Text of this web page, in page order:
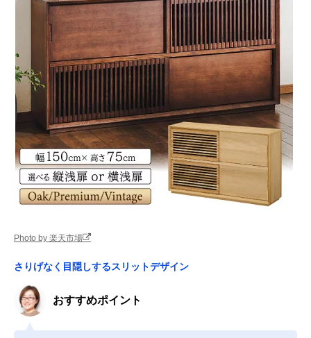
Photo by 楽天市場
さりげなく目隠しするスリットデザイン
おすすめポイント